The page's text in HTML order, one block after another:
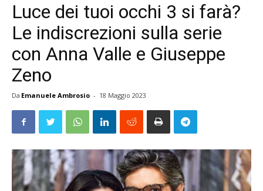
Luce dei tuoi occhi 3 si farà?
Le indiscrezioni sulla serie
con Anna Valle e Giuseppe
Zeno
Da Emanuele Ambrosio - 18 Maggio 2023